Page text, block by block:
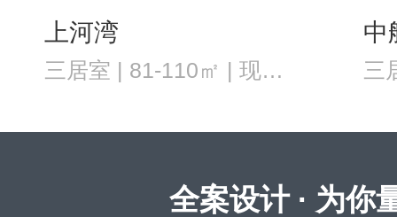
上河湾
三居室 | 81-110㎡ | 现代风格
中
全案设计 · 为你